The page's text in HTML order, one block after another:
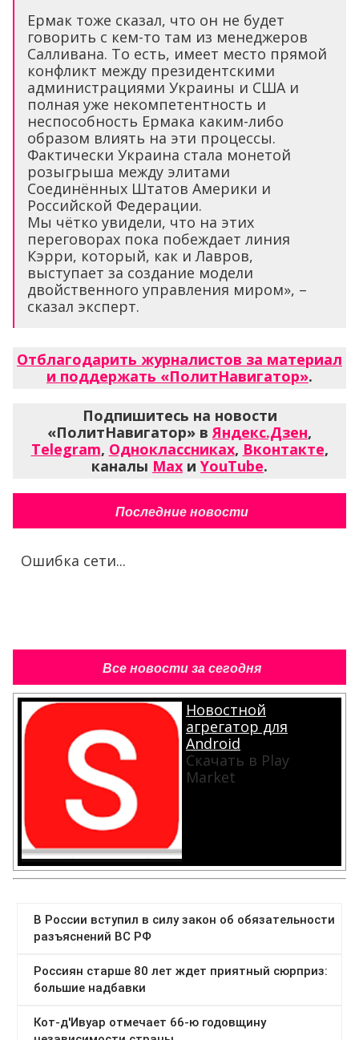
Ермак тоже сказал, что он не будет
говорить с кем-то там из менеджеров
Салливана. То есть, имеет место прямой
конфликт между президентскими
администрациями Украины и США и
полная уже некомпетентность и
неспособность Ермака каким-либо
образом влиять на эти процессы.
Фактически Украина стала монетой
розыгрыша между элитами
Соединённых Штатов Америки и
Российской Федерации.
Мы чётко увидели, что на этих
переговорах пока побеждает линия
Кэрри, который, как и Лавров,
выступает за создание модели
двойственного управления миром», –
сказал эксперт.
Отблагодарить журналистов за материал
и поддержать «ПолитНавигатор».
Подпишитесь на новости
«ПолитНавигатор» вЯндекс.Дзен,
Telegram, Одноклассниках, Вконтакте,
каналы Max и YouTube.
Последние новости
Ошибка сети...
Все новости за сегодня
Новостной
агрегатор для
Android
Скачать в Play
Market